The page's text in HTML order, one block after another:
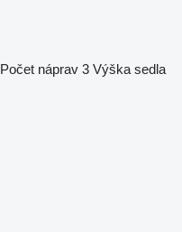
Počet náprav 3 Výška sedla